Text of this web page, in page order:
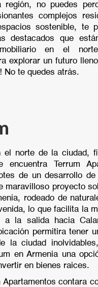
región, no puedes
complejos
sostenible, te
destacados que
en el
explorar un futuro
No te quedes atrás.
el norte de la ciudad,
encuentra Terrum
de un desarrollo
maravilloso proyecto
rodeado de
lo que facilita la
a la salida hacia
permitira tener
la ciudad
en Armenia una
en bienes raices.
Apartamentos contara